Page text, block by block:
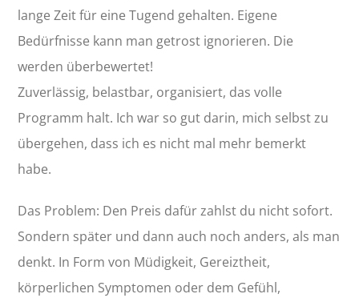
lange Zeit für eine Tugend gehalten. Eigene
Bedürfnisse kann man getrost ignorieren. Die
werden überbewertet!
Zuverlässig, belastbar, organisiert, das volle
Programm halt. Ich war so gut darin, mich selbst zu
übergehen, dass ich es nicht mal mehr bemerkt
habe.
Das Problem: Den Preis dafür zahlst du nicht sofort.
Sondern später und dann auch noch anders, als man
denkt. In Form von Müdigkeit, Gereiztheit,
körperlichen Symptomen oder dem Gefühl,